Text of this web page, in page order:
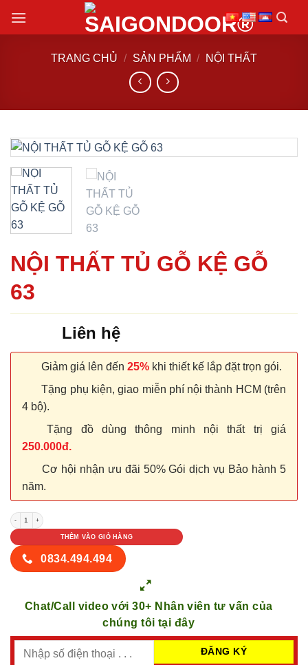
đến
TRANG CHỦ / SẢN PHẨM / NỘI THẤT
NỘI THẤT TỦ GỖ KỆ GỖ
63
Liên hệ
Giảm giá lên đến 25% khi thiết kế lắp đặt trọn gói.
Tặng phụ kiện, giao miễn phí nội thành HCM (trên
4 bộ).
Tặng đồ dùng thông minh nội thất trị giá
250.000đ.
Cơ hội nhận ưu đãi 50% Gói dịch vụ Bảo hành 5
năm.
NỘI THẤT TỦ GỖ KỆ GỖ 63 số lượng
THÊM VÀO GIỎ HÀNG
0834.494.494
Chat/Call video với 30+ Nhân viên tư vấn của
chúng tôi tại đây